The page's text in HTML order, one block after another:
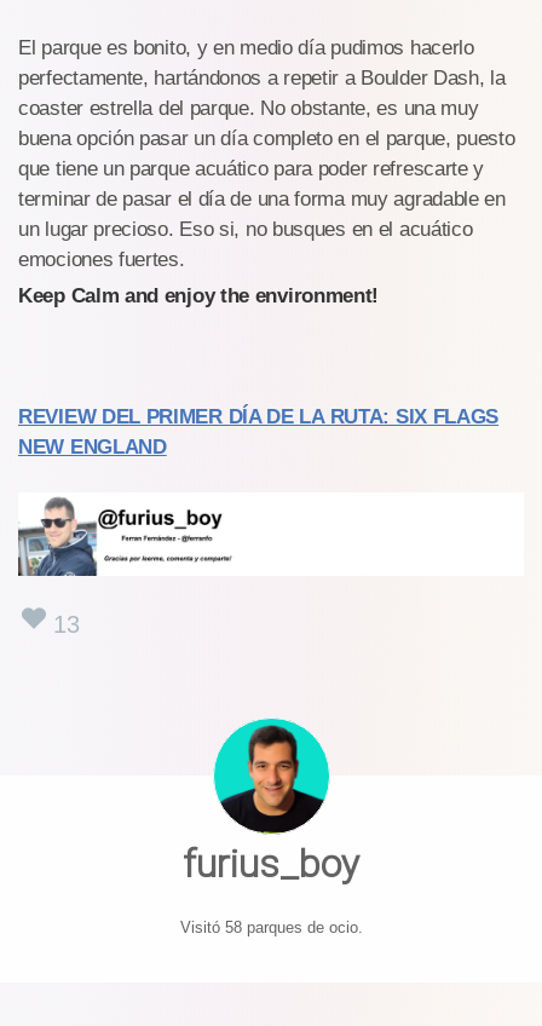
El parque es bonito, y en medio día pudimos hacerlo
perfectamente, hartándonos a repetir a Boulder Dash, la
coaster estrella del parque. No obstante, es una muy
buena opción pasar un día completo en el parque, puesto
que tiene un parque acuático para poder refrescarte y
terminar de pasar el día de una forma muy agradable en
un lugar precioso. Eso si, no busques en el acuático
emociones fuertes.
Keep Calm and enjoy the environment!
REVIEW DEL PRIMER DÍA DE LA RUTA: SIX FLAGS
NEW ENGLAND
13
furius_boy
Visitó 58 parques de ocio.